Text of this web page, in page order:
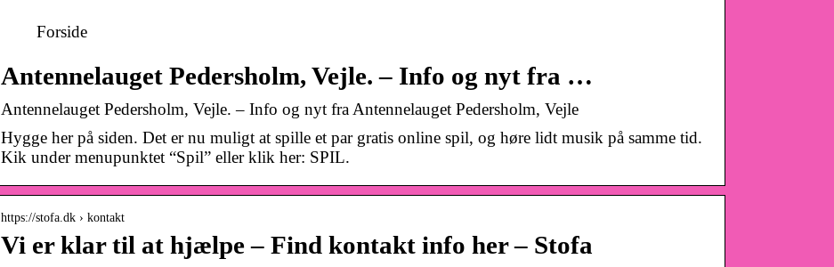
Forside
Antennelauget Pedersholm, Vejle. – Info og nyt fra …
Antennelauget Pedersholm, Vejle. – Info og nyt fra Antennelauget Pedersholm, Vejle
Hygge her på siden. Det er nu muligt at spille et par gratis online spil, og høre lidt musik på samme tid.
Kik under menupunktet “Spil” eller klik her: SPIL.
https://stofa.dk › kontakt
Vi er klar til at hjælpe – Find kontakt info her – Stofa